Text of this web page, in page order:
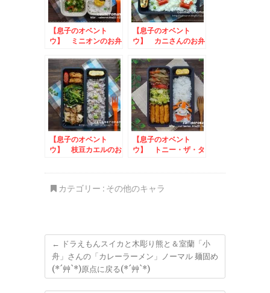
【息子のオベント
ウ】 ミニオンのお弁
【息子のオベント
ウ】 カニさんのお弁
【息子のオベント
ウ】 枝豆カエルのお
【息子のオベント
ウ】 トニー・ザ・タ
カテゴリー : その他のキャラ
← ドラえもんスイカと木彫り熊と＆室蘭「小
舟」さんの「カレーラーメン」ノーマル 麺固め
(*´艸`*)原点に戻る(*´艸`*)